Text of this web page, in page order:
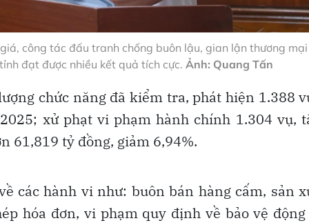
công tác đấu tranh chống buôn lậu, gian lận thương
đạt được nhiều kết quả tích cực. Ảnh: Quang Tấn
chức năng đã kiểm tra, phát hiện 1.388
xử phạt vi phạm hành chính 1.304 vụ,
61,819 tỷ đồng, giảm 6,94%.
các hành vi như: buôn bán hàng cấm, sản
hóa đơn, vi phạm quy định về bảo vệ